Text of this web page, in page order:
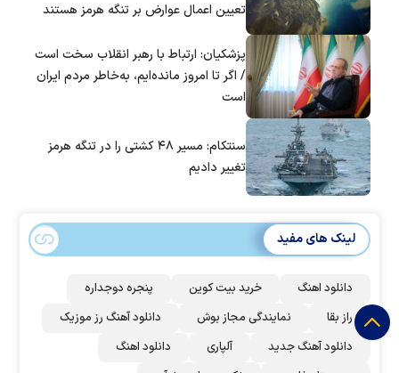
تعیین اعمال عوارض بر تنگه هرمز هستند
پزشکیان: ارتباط با رهبر انقلاب سخت است
/ اگر تا امروز مانده‌ایم، به‌خاطر مردم ایران
است
سنتکام: مسیر ۴۸ کشتی را در تنگه هرمز
تغییر دادیم
لینک های مفید
دانلود اهنگ خرید بیت کوین
پنجره دوجداره
راز بقا
نمایندگی مجاز بوش
دانلود آهنگ رز‌ موزیک
دانلود آهنگ جدید
آلپاری
دانلود اهنگ